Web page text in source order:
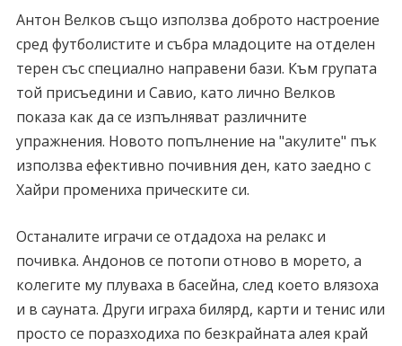
Антон Велков също използва доброто настроение
сред футболистите и събра младоците на отделен
терен със специално направени бази. Към групата
той присъедини и Савио, като лично Велков
показа как да се изпълняват различните
упражнения. Новото попълнение на "акулите" пък
използва ефективно почивния ден, като заедно с
Хайри промениха прическите си.
Останалите играчи се отдадоха на релакс и
почивка. Андонов се потопи отново в морето, а
колегите му плуваха в басейна, след което влязоха
и в сауната. Други играха билярд, карти и тенис или
просто се поразходиха по безкрайната алея край